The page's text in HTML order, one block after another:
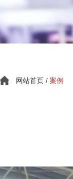
网站首页 / 案例